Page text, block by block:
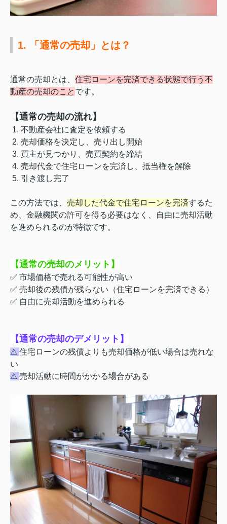
1. 「通常の売却」とは？
通常の売却とは、 住宅ローンを完済できる状態で行う不
動産の売却のこと です。
【通常の売却の流れ】
1. 不動産会社に査定を依頼する
2. 売却価格を決定し、売り出し開始
3. 買主が見つかり、売買契約を締結
4. 売却代金で住宅ローンを完済し、抵当権を解除
5. 引き渡し完了
この方法では、 売却した代金で住宅ローンを完済するた
め、金融機関の許可を得る必要はなく、自由に売却活動
を進められるのが特徴です。
【通常の売却のメリット】
✅ 市場価格で売れる可能性が高い
✅ 売却後の残債が残らない（住宅ローンを完済できる）
✅ 自由に売却活動を進められる
【通常の売却のデメリット】
⚠ 住宅ローンの残債よりも売却価格が低い場合は売れな
い
⚠ 売却活動に時間がかかる場合がある